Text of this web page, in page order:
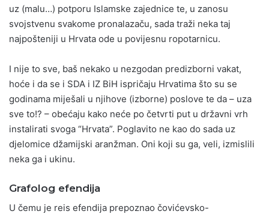
uz (malu…) potporu Islamske zajednice te, u zanosu
svojstvenu svakome pronalazaču, sada traži neka taj
najpošteniji u Hrvata ode u povijesnu ropotarnicu.
I nije to sve, baš nekako u nezgodan predizborni vakat,
hoće i da se i SDA i IZ BiH ispričaju Hrvatima što su se
godinama miješali u njihove (izborne) poslove te da – uza
sve to!? – obećaju kako neće po četvrti put u državni vrh
instalirati svoga “Hrvata”. Poglavito ne kao do sada uz
djelomice džamijski aranžman. Oni koji su ga, veli, izmislili
neka ga i ukinu.
Grafolog efendija
U čemu je reis efendija prepoznao čovićevsko-